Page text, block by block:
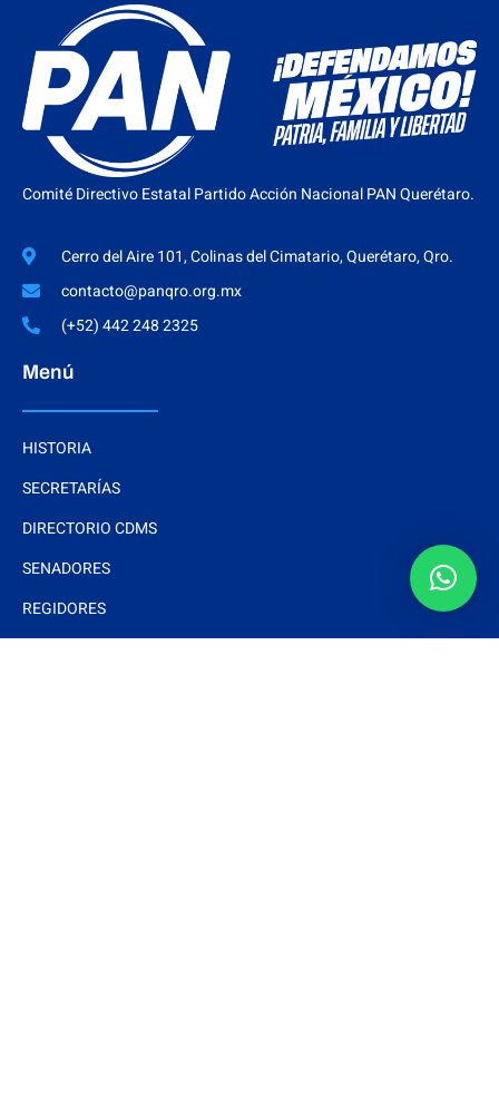
Comité Directivo Estatal Partido Acción Nacional PAN Querétaro.
Cerro del Aire 101, Colinas del Cimatario, Querétaro, Qro.
contacto@panqro.org.mx
(+52) 442 248 2325
Menú
HISTORIA
SECRETARÍAS
DIRECTORIO CDMS
SENADORES
REGIDORES